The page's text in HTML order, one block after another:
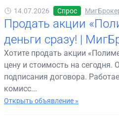
14.07.2026 Спрос
Продать акции
деньги сразу! |
Хотите продать акции
цену и стоимость на сегодня.
подписания договора.
комисс...
Открыть объявление »